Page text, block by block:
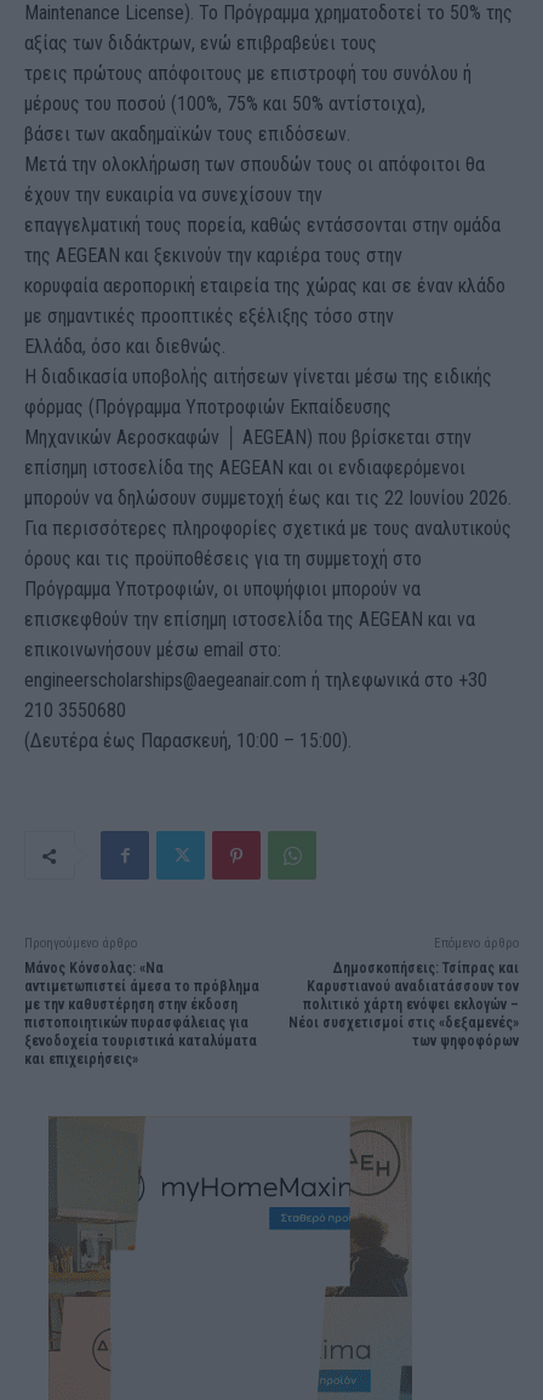
Maintenance License). Το Πρόγραμμα χρηματοδοτεί το 50% της
αξίας των διδάκτρων, ενώ επιβραβεύει τους
τρεις πρώτους απόφοιτους με επιστροφή του συνόλου ή
μέρους του ποσού (100%, 75% και 50% αντίστοιχα),
βάσει των ακαδημαϊκών τους επιδόσεων.
Μετά την ολοκλήρωση των σπουδών τους οι απόφοιτοι θα
έχουν την ευκαιρία να συνεχίσουν την
επαγγελματική τους πορεία, καθώς εντάσσονται στην ομάδα
της AEGEAN και ξεκινούν την καριέρα τους στην
κορυφαία αεροπορική εταιρεία της χώρας και σε έναν κλάδο
με σημαντικές προοπτικές εξέλιξης τόσο στην
Ελλάδα, όσο και διεθνώς.
Η διαδικασία υποβολής αιτήσεων γίνεται μέσω της ειδικής
φόρμας (Πρόγραμμα Υποτροφιών Εκπαίδευσης
Μηχανικών Αεροσκαφών │ AEGEAN) που βρίσκεται στην
επίσημη ιστοσελίδα της AEGEAN και οι ενδιαφερόμενοι
μπορούν να δηλώσουν συμμετοχή έως και τις 22 Ιουνίου 2026.
Για περισσότερες πληροφορίες σχετικά με τους αναλυτικούς
όρους και τις προϋποθέσεις για τη συμμετοχή στο
Πρόγραμμα Υποτροφιών, οι υποψήφιοι μπορούν να
επισκεφθούν την επίσημη ιστοσελίδα της AEGEAN και να
επικοινωνήσουν μέσω email στο:
engineerscholarships@aegeanair.com ή τηλεφωνικά στο +30
210 3550680
(Δευτέρα έως Παρασκευή, 10:00 – 15:00).
Προηγούμενο άρθρο
Μάνος Κόνσολας: «Να
αντιμετωπιστεί άμεσα το πρόβλημα
με την καθυστέρηση στην έκδοση
πιστοποιητικών πυρασφάλειας για
ξενοδοχεία τουριστικά καταλύματα
και επιχειρήσεις»
Επόμενο άρθρο
Δημοσκοπήσεις: Τσίπρας και
Καρυστιανού αναδιατάσσουν τον
πολιτικό χάρτη ενόψει εκλογών –
Νέοι συσχετισμοί στις «δεξαμενές»
των ψηφοφόρων